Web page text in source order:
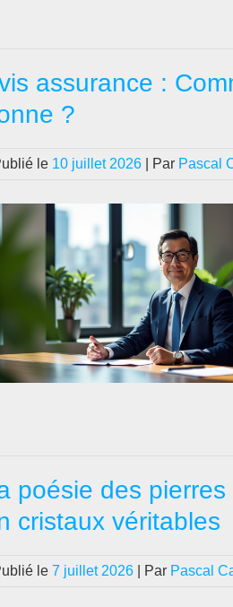
assurance :
?
le 10 juillet 2026 | Par Pascal
poésie des
cristaux véritables
le 7 juillet 2026 | Par Pascal